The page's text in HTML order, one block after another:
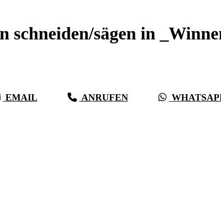
schneiden/sägen in
EMAIL ANRUFEN